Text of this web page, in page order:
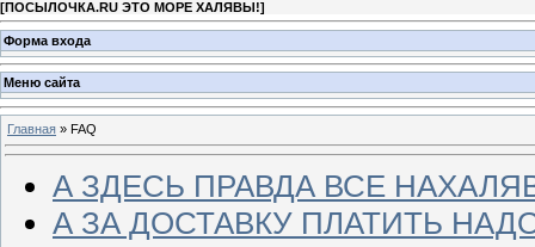
[ПОСЫЛОЧКА.RU ЭТО МОРЕ ХАЛЯВЫ!]
Форма входа
Меню сайта
Главная » FAQ
А ЗДЕСЬ ПРАВДА ВСЕ
А ЗА ДОСТАВКУ ПЛАТИТЬ